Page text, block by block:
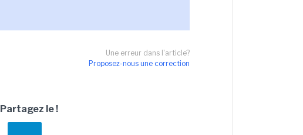
Une erreur dans l'article?
Proposez-nous une correction
Partagez le !